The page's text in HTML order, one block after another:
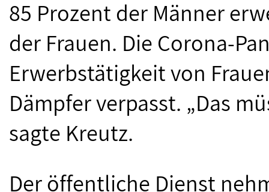
85 Prozent der Männer
der Frauen. Die Corona-
Erwerbstätigkeit von
Dämpfer verpasst. „Das
sagte Kreutz.
Der öffentliche Dienst